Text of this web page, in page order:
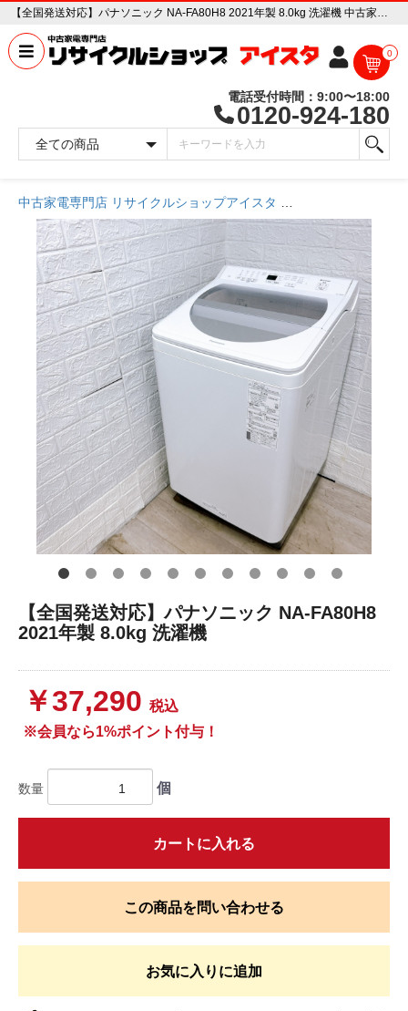
【全国発送対応】パナソニック NA-FA80H8 2021年製 8.0kg 洗濯機 中古家電販売専門店 リサイクルショップ アイスタ
0
電話受付時間：9:00〜18:00
0120-924-180
中古家電専門店 リサイクルショップアイスタ
【全国発送対応】パナソニック NA-FA80H8
2021年製 8.0kg 洗濯機
￥37,290 税込
※会員なら1%ポイント付与！
数量 個
カートに入れる
この商品を問い合わせる
お気に入りに追加